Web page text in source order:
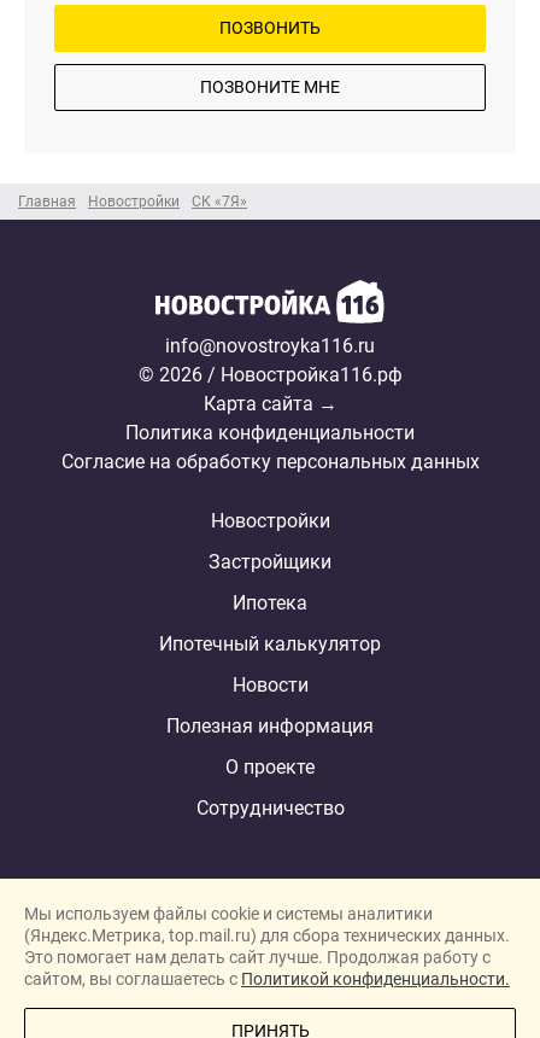
Главная Новостройки СК «7Я»
ПОЗВОНИТЬ
ПОЗВОНИТЕ МНЕ
info@novostroyka116.ru
© 2026 / Новостройка116.рф
Карта сайта →
Политика конфиденциальности
Согласие на обработку персональных данных
Новостройки
Застройщики
Ипотека
Ипотечный калькулятор
Новости
Полезная информация
О проекте
Сотрудничество
New homes in Dubai
New homes in London
Мы используем файлы cookie и системы аналитики
(Яндекс.Метрика, top.mail.ru) для сбора технических данных.
Это помогает нам делать сайт лучше. Продолжая работу с
сайтом, вы соглашаетесь с Политикой конфиденциальности.
ПРИНЯТЬ